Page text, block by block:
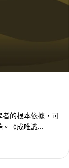
者的根本依據，可
。《成唯識…